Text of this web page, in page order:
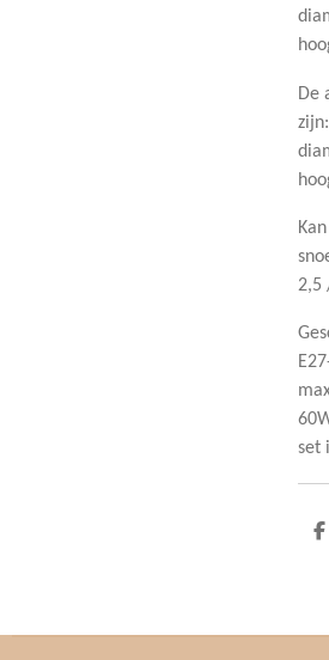
De
zijn:
2,5
set
D